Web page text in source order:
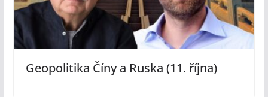
Geopolitika Číny a Ruska (11. října)